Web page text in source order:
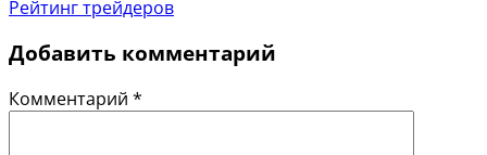
Рейтинг трейдеров
Добавить комментарий
Комментарий *